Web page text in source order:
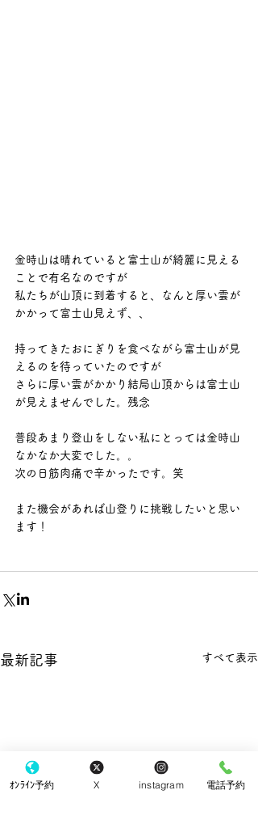
金時山は晴れていると富士山が綺麗に見える
ことで有名なのですが
私たちが山頂に到着すると、なんと厚い雲が
かかって富士山見えず、、
持ってきたおにぎりを食べながら富士山が見
えるのを待っていたのですが
さらに厚い雲がかかり結局山頂からは富士山
が見えませんでした。残念
普段あまり登山をしない私にとっては金時山
なかなか大変でした。。
次の日筋肉痛で辛かったです。笑
また機会があれば山登りに挑戦したいと思い
ます！
最新記事 すべて表示
ｵﾝﾗｲﾝ予約 X instagram 電話予約